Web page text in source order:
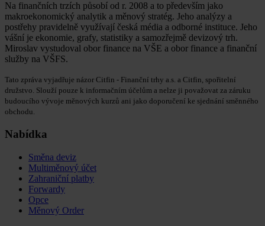
Na finančních trzích působí od r. 2008 a to především jako
makroekonomický analytik a měnový stratég. Jeho analýzy a
postřehy pravidelně využívají česká média a odborné instituce. Jeho
vášní je ekonomie, grafy, statistiky a samozřejmě devizový trh.
Miroslav vystudoval obor finance na VŠE a obor finance a finanční
služby na VŠFS.
Tato zpráva vyjadřuje názor Citfin - Finanční trhy a.s. a Citfin, spořitelní
družstvo. Slouží pouze k informačním účelům a nelze ji považovat za záruku
budoucího vývoje měnových kurzů ani jako doporučení ke sjednání směnného
obchodu.
Nabídka
Směna deviz
Multiměnový účet
Zahraniční platby
Forwardy
Opce
Měnový Order